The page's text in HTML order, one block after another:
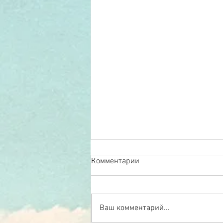
Комментарии
Ваш комментарий...